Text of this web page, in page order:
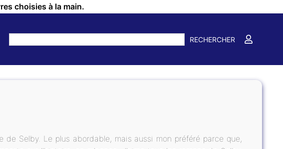
choisies à la main.
RECHERCHER
de Selby. Le plus abordable, mais aussi mon préféré parce que,